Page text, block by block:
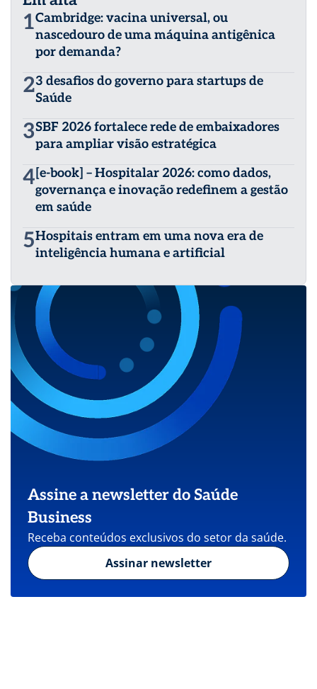
advisory-partner de organizações de pesquisa e
inovação, como a britânica “The Open Data Institute”
(ODI), onde participa de projetos em vários países.
Conferencista e articulista, é autor de seis livros sobre o
(2006); “ePatient – A Odisseia Digital do Paciente em
Busca da Saúde” (2008); “eDoctor – A Divina Comédia do
Dia em que o Sistema Único de Saúde acordou Britânico”
(2016); “Digital Self-care: embarque Imediato” (2019);
“Patient Engagement 5.0: habitus-digital da Saúde no
Século XXI” (2023).
1Cambridge: vacina universal, ou
nascedouro de uma máquina antigênica
por demanda?
23 desafios do governo para startups de
Saúde
3SBF 2026 fortalece rede de embaixadores
para ampliar visão estratégica
4[e-book] – Hospitalar 2026: como dados,
governança e inovação redefinem a gestão
em saúde
5Hospitais entram em uma nova era de
inteligência humana e artificial
Assine a newsletter do Saúde
Business
Receba conteúdos exclusivos do setor da saúde.
Assinar newsletter